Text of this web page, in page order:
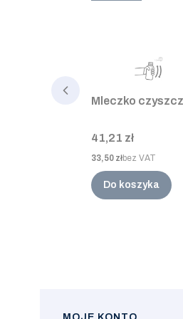
Mleczko
Cena
41,21 zł
Cena
33,50 złbez VAT
Do koszyka